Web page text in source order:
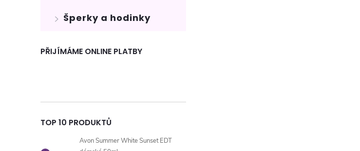
Šperky a hodinky
PŘIJÍMÁME ONLINE PLATBY
TOP 10 PRODUKTŮ
Avon Summer White Sunset EDT